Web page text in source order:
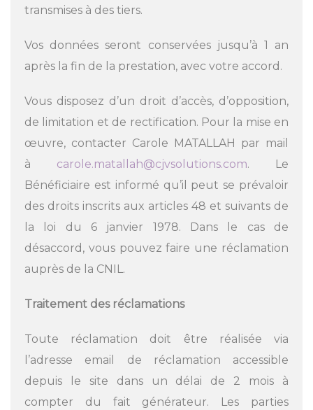
transmises à des tiers.
Vos données seront conservées jusqu’à 1 an
après la fin de la prestation, avec votre accord.
Vous disposez d’un droit d’accès, d’opposition,
de limitation et de rectification. Pour la mise en
œuvre, contacter Carole MATALLAH par mail
à carole.matallah@cjvsolutions.com. Le
Bénéficiaire est informé qu’il peut se prévaloir
des droits inscrits aux articles 48 et suivants de
la loi du 6 janvier 1978. Dans le cas de
désaccord, vous pouvez faire une réclamation
auprès de la CNIL.
Traitement des réclamations
Toute réclamation doit être réalisée via
l’adresse email de réclamation accessible
depuis le site dans un délai de 2 mois à
compter du fait générateur. Les parties